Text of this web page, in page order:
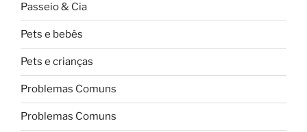
Passeio & Cia
Pets e bebês
Pets e crianças
Problemas Comuns
Problemas Comuns